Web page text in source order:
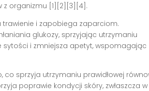
z organizmu [1][2][3][4] .
trawienie i zapobiega zaparciom.
glukozy, sprzyjając utrzymaniu
sytości i zmniejsza apetyt, wspomagając
co sprzyja utrzymaniu prawidłowej
poprawie kondycji skóry, zwłaszcza w